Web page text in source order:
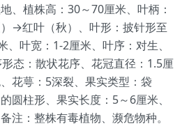
、植株高：30～70厘米、叶柄：
→红叶（秋）、叶形：披针形至
叶宽：1-2厘米、叶序：对生、
态：散状花序、花冠直径：1.5厘
花萼：5深裂、果实类型：袋
圆柱形、果实长度：5～6厘米、
注：整株有毒植物、濒危物种。